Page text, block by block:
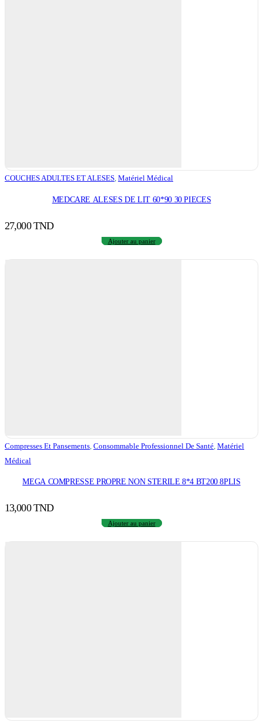
COUCHES ADULTES ET ALESES, Matériel Médical
MEDCARE ALESES DE LIT 60*90 30 PIECES
27,000TND
Ajouter au panier
Compresses Et Pansements Consommable Professionnel De Santé Matériel
Médical
MEGA COMPRESSE PROPRE NON STERILE 8*4 BT200 8PLIS
13,000TND
Ajouter au panier